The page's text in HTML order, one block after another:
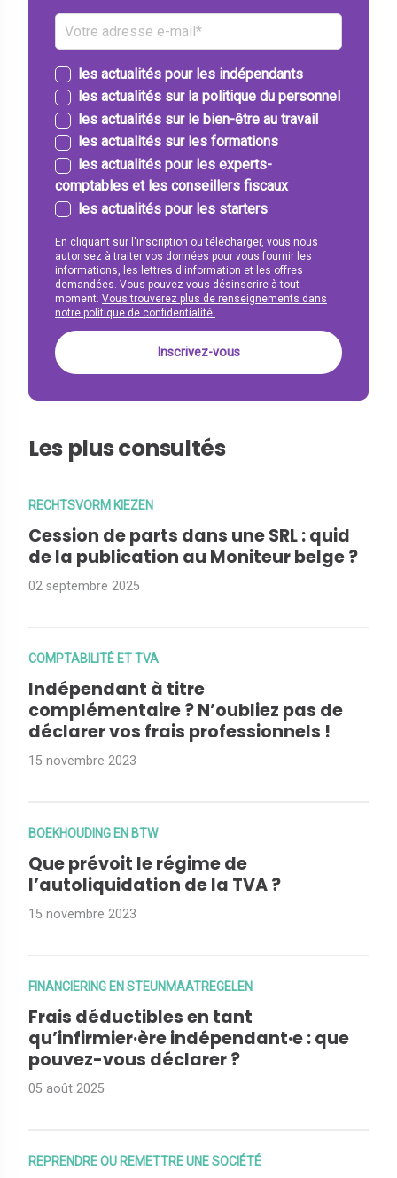
les actualités pour les indépendants
les actualités sur la politique du personnel
les actualités sur le bien-être au travail
les actualités sur les formations
les actualités pour les experts-
comptables et les conseillers fiscaux
les actualités pour les starters
En cliquant sur l'inscription ou télécharger, vous nous
autorisez à traiter vos données pour vous fournir les
informations, les lettres d'information et les offres
demandées. Vous pouvez vous désinscrire à tout
moment. Vous trouverez plus de renseignements dans
notre politique de confidentialité.
Les plus consultés
RECHTSVORM KIEZEN
Cession de parts dans une SRL : quid
de la publication au Moniteur belge ?
02 septembre 2025
COMPTABILITÉ ET TVA
Indépendant à titre
complémentaire ? N’oubliez pas de
déclarer vos frais professionnels !
15 novembre 2023
BOEKHOUDING EN BTW
Que prévoit le régime de
l’autoliquidation de la TVA ?
15 novembre 2023
FINANCIERING EN STEUNMAATREGELEN
Frais déductibles en tant
qu’infirmier·ère indépendant·e : que
pouvez-vous déclarer ?
05 août 2025
REPRENDRE OU REMETTRE UNE SOCIÉTÉ